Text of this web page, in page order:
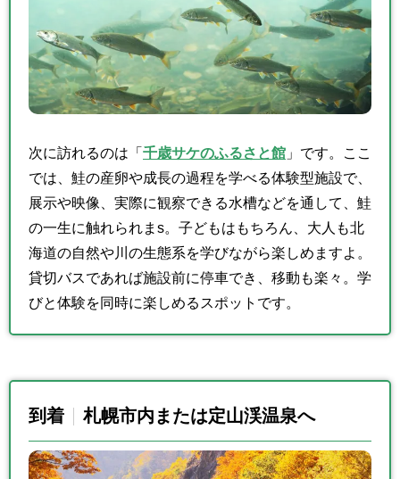
次に訪れるのは「 千歳サケのふるさと館 」です。ここ
では、鮭の産卵や成長の過程を学べる体験型施設で、
展示や映像、実際に観察できる水槽などを通して、鮭
の一生に触れられまs。子どもはもちろん、大人も北
海道の自然や川の生態系を学びながら楽しめますよ。
貸切バスであれば施設前に停車でき、移動も楽々。学
びと体験を同時に楽しめるスポットです。
到着 札幌市内または定山渓温泉へ